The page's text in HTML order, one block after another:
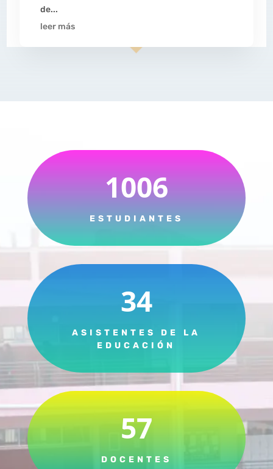
de...
leer más
1006
ESTUDIANTES
34
ASISTENTES DE LA
EDUCACIÓN
57
DOCENTES